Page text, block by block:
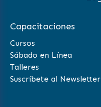
Capacitaciones
Cursos
Sábado en Línea
Talleres
Suscríbete al Newsletter